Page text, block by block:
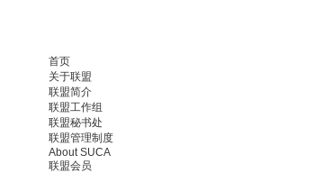
首页
关于联盟
联盟简介
联盟工作组
联盟秘书处
联盟管理制度
About SUCA
联盟会员